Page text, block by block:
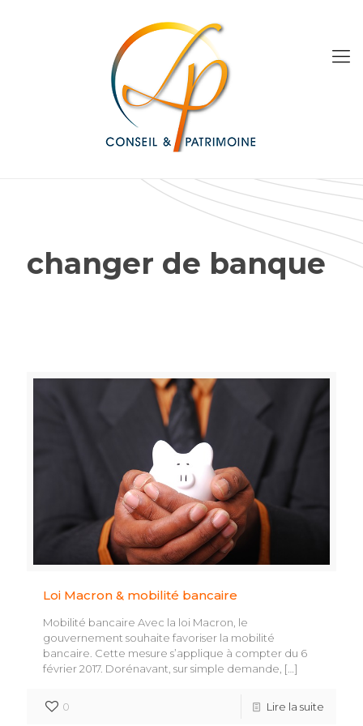
changer de banque
Loi Macron & mobilité bancaire
Mobilité bancaire Avec la loi Macron, le
gouvernement souhaite favoriser la mobilité
bancaire. Cette mesure s’applique à compter du 6
février 2017. Dorénavant, sur simple demande, […]
0 Lire la suite